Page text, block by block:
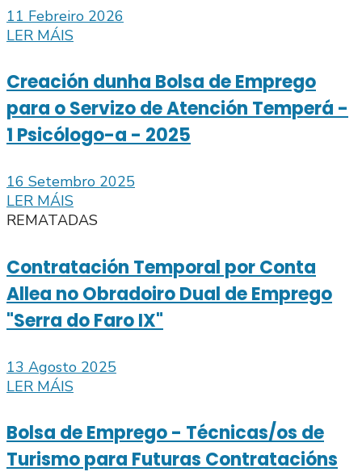
11 Febreiro 2026
LER MÁIS
Creación dunha Bolsa de Emprego
para o Servizo de Atención Temperá -
1 Psicólogo-a - 2025
16 Setembro 2025
LER MÁIS
REMATADAS
Contratación Temporal por Conta
Allea no Obradoiro Dual de Emprego
"Serra do Faro IX"
13 Agosto 2025
LER MÁIS
Bolsa de Emprego - Técnicas/os de
Turismo para Futuras Contratacións